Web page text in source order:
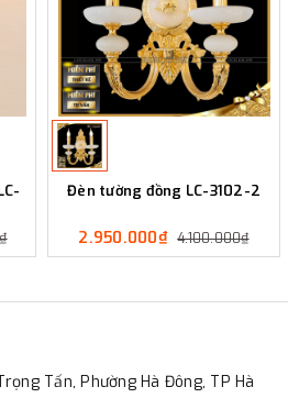
Đèn tường đồng LC-3102-2
2.950.000₫ 4.100.000₫
Tấn, Phường Hà Đông, TP Hà